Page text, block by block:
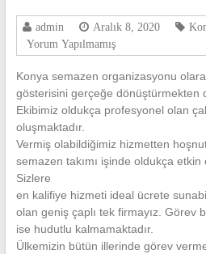
admin Aralık 8, 2020
Yorum Yapılmamış
Konya semazen organizasyonu
gösterisini gerçeğe dönüştürmekten
Ekibimiz oldukça profesyonel olan
oluşmaktadır.
Vermiş olabildiğimiz hizmetten
semazen takımı işinde oldukça
Sizlere
en kalifiye hizmeti ideal ücrete
olan geniş çaplı tek firmayız. Görev
ise hudutlu kalmamaktadır.
Ülkemizin bütün illerinde görev